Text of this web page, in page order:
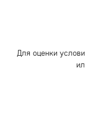
Для оценки